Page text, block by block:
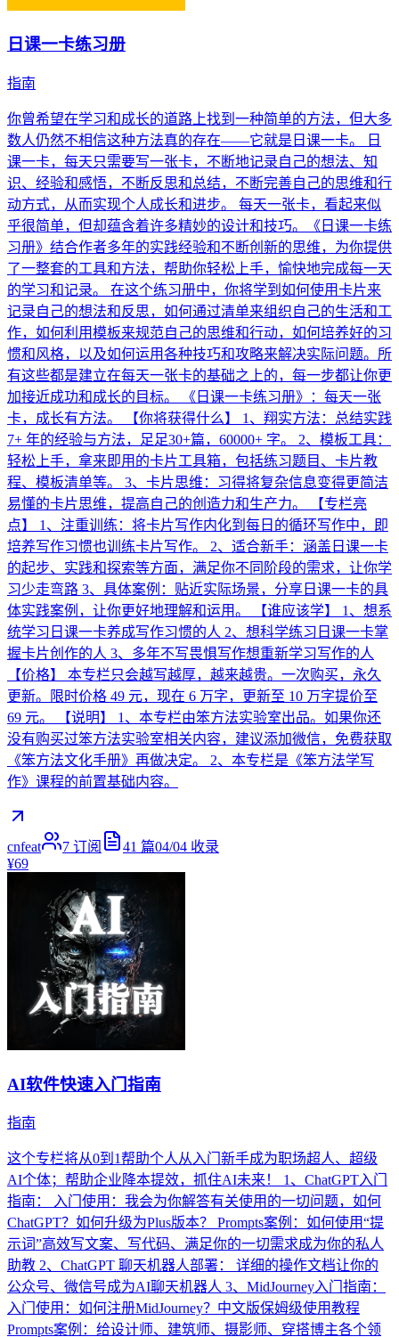
日课一卡练习册
指南
你曾希望在学习和成长的道路上找到一种简单的方法，但大多
数人仍然不相信这种方法真的存在——它就是日课一卡。 日
课一卡，每天只需要写一张卡，不断地记录自己的想法、知
识、经验和感悟，不断反思和总结，不断完善自己的思维和行
动方式，从而实现个人成长和进步。 每天一张卡，看起来似
乎很简单，但却蕴含着许多精妙的设计和技巧。《日课一卡练
习册》结合作者多年的实践经验和不断创新的思维，为你提供
了一整套的工具和方法，帮助你轻松上手，愉快地完成每一天
的学习和记录。 在这个练习册中，你将学到如何使用卡片来
记录自己的想法和反思，如何通过清单来组织自己的生活和工
作，如何利用模板来规范自己的思维和行动，如何培养好的习
惯和风格，以及如何运用各种技巧和攻略来解决实际问题。所
有这些都是建立在每天一张卡的基础之上的，每一步都让你更
加接近成功和成长的目标。 《日课一卡练习册》：每天一张
卡，成长有方法。 【你将获得什么】 1、翔实方法：总结实践
7+ 年的经验与方法，足足30+篇，60000+ 字。 2、模板工具：
轻松上手，拿来即用的卡片工具箱，包括练习题目、卡片教
程、模板清单等。 3、卡片思维：习得将复杂信息变得更简洁
易懂的卡片思维，提高自己的创造力和生产力。 【专栏亮
点】 1、注重训练：将卡片写作内化到每日的循环写作中，即
培养写作习惯也训练卡片写作。 2、适合新手：涵盖日课一卡
的起步、实践和探索等方面，满足你不同阶段的需求，让你学
习少走弯路 3、具体案例：贴近实际场景，分享日课一卡的具
体实践案例，让你更好地理解和运用。 【谁应该学】 1、想系
统学习日课一卡养成写作习惯的人 2、想科学练习日课一卡掌
握卡片创作的人 3、多年不写畏惧写作想重新学习写作的人
【价格】 本专栏只会越写越厚，越来越贵。一次购买，永久
更新。限时价格 49 元，现在 6 万字，更新至 10 万字提价至
69 元。 【说明】 1、本专栏由笨方法实验室出品。如果你还
没有购买过笨方法实验室相关内容，建议添加微信，免费获取
《笨方法文化手册》再做决定。 2、本专栏是《笨方法学写
作》课程的前置基础内容。
cnfeat 7 订阅 41 篇04/04 收录
¥69
AI软件快速入门指南
指南
这个专栏将从0到1帮助个人从入门新手成为职场超人、超级
AI个体；帮助企业降本提效，抓住AI未来！ 1、ChatGPT入门
指南： 入门使用：我会为你解答有关使用的一切问题，如何
ChatGPT？如何升级为Plus版本？ Prompts案例：如何使用“提
示词”高效写文案、写代码、满足你的一切需求成为你的私人
助教 2、ChatGPT 聊天机器人部署： 详细的操作文档让你的
公众号、微信号成为AI聊天机器人 3、MidJourney入门指南：
入门使用：如何注册MidJourney？中文版保姆级使用教程
Prompts案例：给设计师、建筑师、摄影师、穿搭博主各个领